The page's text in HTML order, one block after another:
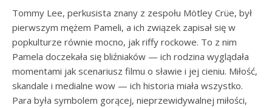
Tommy Lee, perkusista znany z zespołu Mötley Crüe, był
pierwszym mężem Pameli, a ich związek zapisał się w
popkulturze równie mocno, jak riffy rockowe. To z nim
Pamela doczekała się bliźniaków — ich rodzina wyglądała
momentami jak scenariusz filmu o sławie i jej cieniu. Miłość,
skandale i medialne wow — ich historia miała wszystko.
Para była symbolem gorącej, nieprzewidywalnej miłości,